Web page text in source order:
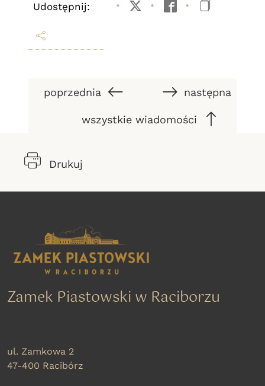
Udostępnij:
TwitterFacebook
poprzednia następna
wszystkie wiadomości
Drukuj
Zamek Piastowski w Raciborzu
ul. Zamkowa 2
47-400 Racibórz